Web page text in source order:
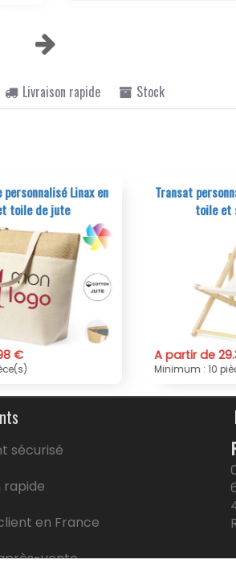
qualité-prix, permettant
marketing efficace et
avantageuses pour votre
Livraison rapide Stock
en
Transat personnalisé Rinthia
toile et structure bois
A partir de 29.30 €
Minimum : 10 pièce(s)
sécurisé
rapide
en France
vente